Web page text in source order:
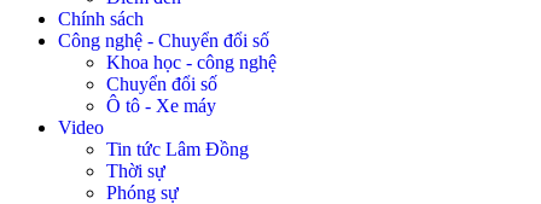
Chính sách
Công nghệ - Chuyển đổi số
Khoa học - công nghệ
Chuyển đổi số
Ô tô - Xe máy
Video
Tin tức Lâm Đồng
Thời sự
Phóng sự